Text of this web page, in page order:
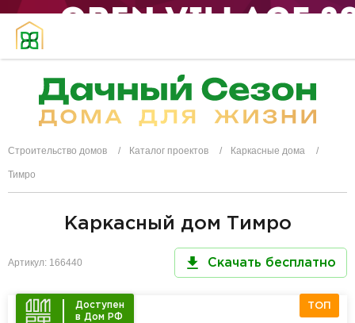
Строительство домов Каталог проектов Каркасные дома
Тимро
Каркасный дом Тимро
Артикул: 166440 Скачать бесплатно
Доступен
в Дом РФ
ТОП